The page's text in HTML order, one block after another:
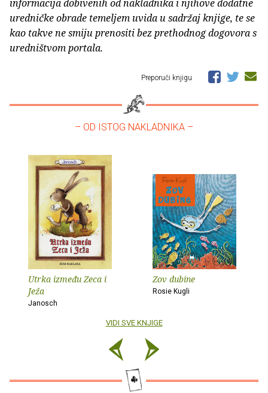
informacija dobivenih od nakladnika i njihove dodatne
uredničke obrade temeljem uvida u sadržaj knjige, te se
kao takve ne smiju prenositi bez prethodnog dogovora s
uredništvom portala.
Preporuči knjigu
– OD ISTOG NAKLADNIKA –
Utrka između Zeca i
Ježa
Janosch
Zov dubine
Rosie Kugli
VIDI SVE KNJIGE